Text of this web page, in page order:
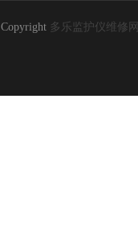
Copyright 多乐监护仪维修网